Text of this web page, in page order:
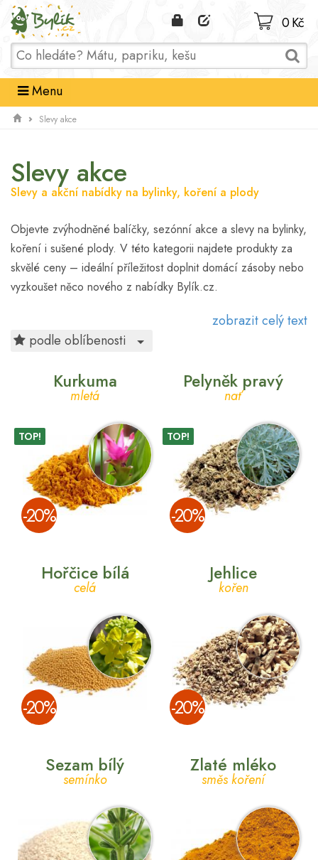
Domů
0 Kč
Menu
Slevy akce
Slevy akce
Slevy a akční nabídky na bylinky, koření a plody
Objevte zvýhodněné balíčky, sezónní akce a slevy na bylinky,
koření i sušené plody. V této kategorii najdete produkty za
skvělé ceny – ideální příležitost doplnit domácí zásoby nebo
vyzkoušet něco nového z nabídky Bylík.cz.
zobrazit celý text
podle oblíbenosti
Toggle Dropdown
Kurkuma
mletá
TOP!
­-20%
Pelyněk pravý
nať
TOP!
­-20%
Hořčice bílá
celá
­-20%
Jehlice
kořen
­-20%
Sezam bílý
semínko
Zlaté mléko
směs koření